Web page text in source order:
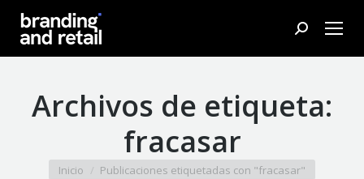
Buscar:
Archivos de etiqueta:
fracasar
Estás aquí:
Inicio Publicaciones etiquetadas con "fracasar"